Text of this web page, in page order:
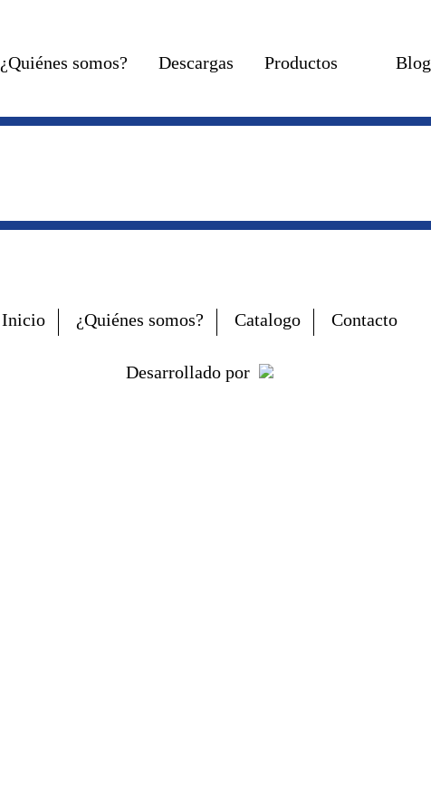
¿Quiénes somos? Descargas Productos Blog
Inicio ¿Quiénes somos? Catalogo Contacto
Desarrollado por